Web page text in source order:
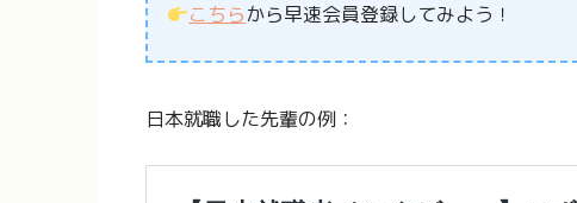
こちらから早速会員登録してみよう！
日本就職した先輩の例：